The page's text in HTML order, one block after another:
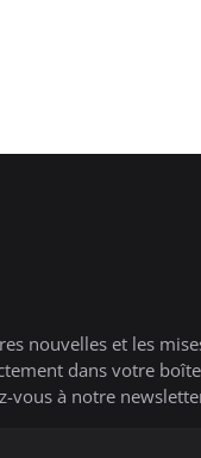
nouvelles et les
dans votre
vous à notre